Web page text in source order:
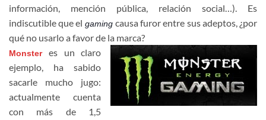
información, mención pública, relación social…). Es
indiscutible que el gaming causa furor entre sus adeptos, ¿por
qué no usarlo a favor de la marca?
Monsteres un claro
ejemplo, ha sabido
sacarle mucho jugo:
actualmente cuenta
con más de 1,5